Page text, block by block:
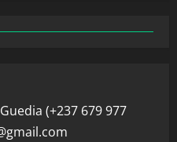
(+237 679 977